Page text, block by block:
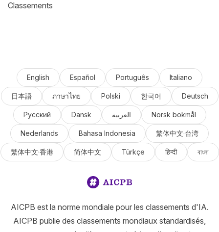
Classements
English Español Português Italiano
日本語 ภาษาไทย Polski 한국어 Deutsch
Русский Dansk العربية Norsk bokmål
Nederlands Bahasa Indonesia 繁体中文·台湾
繁体中文·香港 简体中文 Türkçe हिन्दी বাংলা
AICPB est la norme mondiale pour les classements d'IA.
AICPB publie des classements mondiaux standardisés,